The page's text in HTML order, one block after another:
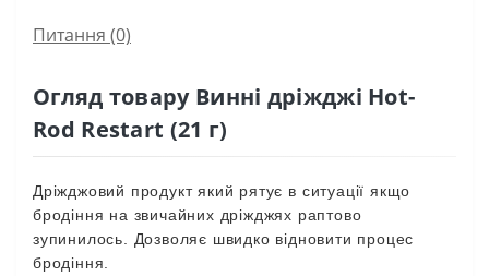
Питання (0)
Огляд товару Винні дріжджі Hot-
Rod Restart (21 г)
Дріжджовий продукт який рятує в ситуації якщо
бродіння на звичайних дріжджях раптово
зупинилось
Дозволяє швидко відновити процес
бродіння